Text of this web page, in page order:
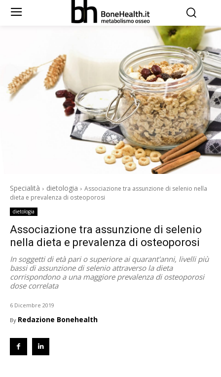
Specialità dietologia
Associazione tra assunzione di selenio nella
dieta e prevalenza di osteoporosi
dietologia
Associazione tra assunzione di selenio
nella dieta e prevalenza di osteoporosi
In soggetti di età pari o superiore ai quarant'anni, livelli più
bassi di assunzione di selenio attraverso la dieta
corrispondono a una maggiore prevalenza di osteoporosi
dose correlata
6 Dicembre 2019
By Redazione Bonehealth